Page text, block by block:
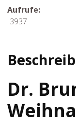
Aufrufe:
3937
Dr.